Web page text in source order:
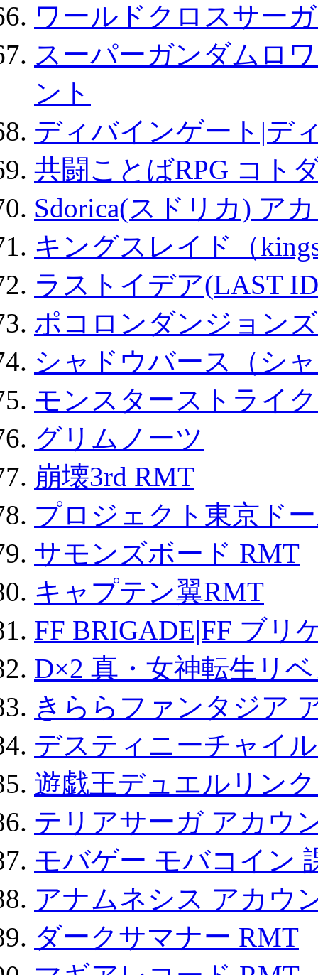
ワールドクロスサー
スーパーガンダムロ
ント
ディバインゲート|デ
共闘ことばRPG コト
Sdorica(スドリカ) ア
キングスレイド（
ラストイデア(LAST
ポコロンダンジョン
シャドウバース（シ
モンスターストライ
グリムノーツ
崩壊3rd RMT
プロジェクト東京ド
サモンズボード RMT
キャプテン翼RMT
FF BRIGADE|FF ブリ
D×2 真・女神転生リ
きららファンタジア
デスティニーチャイ
遊戯王デュエルリン
テリアサーガ アカウ
モバゲー モバコイン
アナムネシス アカウ
ダークサマナー RMT